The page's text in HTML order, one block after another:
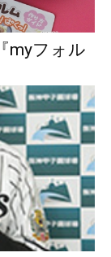
myフォル